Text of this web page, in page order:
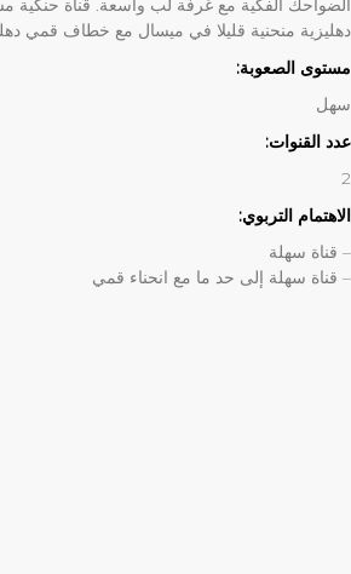
الضواحك الفكية مع غرفة لب واسعة. قناة حنكية
دهليزية منحنية قليلا في ميسال مع خطاف قمي
مستوى الصعوبة:
سهل
عدد القنوات:
2
الاهتمام التربوي:
– قناة سهلة
– قناة سهلة إلى حد ما مع انحناء قمي